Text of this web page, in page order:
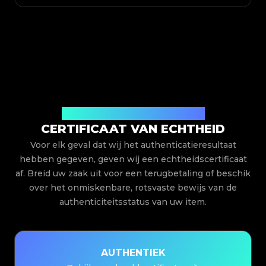
CERTIFICAAT VAN ECHTHEID
Voor elk geval dat wij het authenticatieresultaat
hebben gegeven, geven wij een echtheidscertificaat
af. Breid uw zaak uit voor een terugbetaling of beschik
over het onmiskenbare, rotsvaste bewijs van de
authenticiteitsstatus van uw item.
AUTHENTIEK